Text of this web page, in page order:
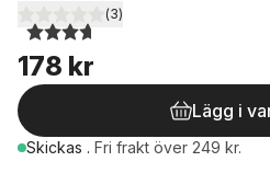
3,7utav 5 stjärnor. Totalt antal
(3)
178 kr
Lägg i
Skickas . Fri frakt över 249 kr.